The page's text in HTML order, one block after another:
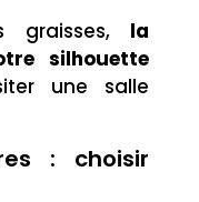
graisses, la
silhouette
une salle
: choisir